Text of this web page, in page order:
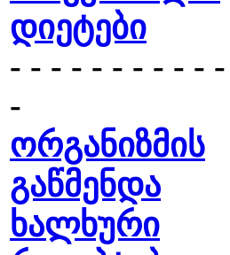
დიეტები
- - - - - - - - - -
-
ორგანიზმის
გაწმენდა
ხალხური